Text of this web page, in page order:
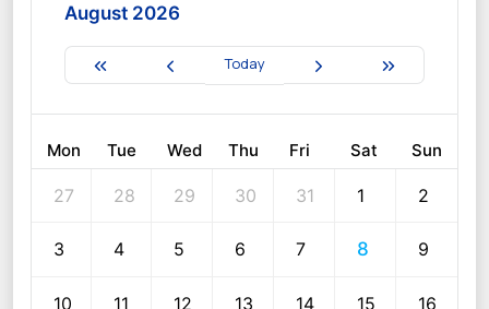
August 2026
Today
Mon Tue Wed Thu Fri Sat Sun
27 28 29 30 31 1 2
3 4 5 6 7 8 9
10 11 12 13 14 15 16